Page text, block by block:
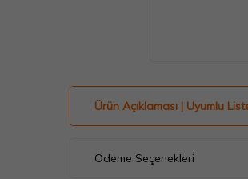
Ürün Açıklaması | Uyumlu
Ödeme Seçenekleri